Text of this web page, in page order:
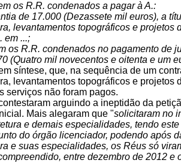
os R.R. condenados a pagar à A.:
de 17.000 (Dezassete mil euros), a
levantamentos topográficos e
em ...;
os R.R. condenados no pagamento de
(Quatro mil novecentos e oitenta e um
síntese, que, na sequência de um
levantamentos topográficos e projetos
serviços não foram pagos.
arguindo a ineptidão da
Mais alegaram que "solicitaram no
e demais especialidades, tendo
do órgão licenciador, podendo após
e suas especialidades, os Réus só
entre dezembro de 2012